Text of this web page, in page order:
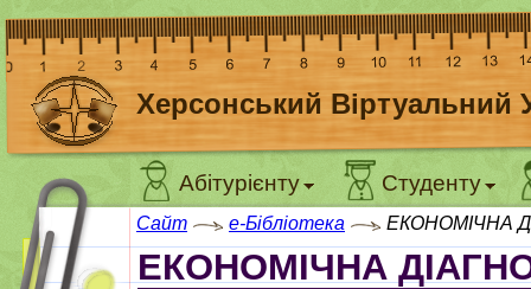
Херсонський Віртуальний
Абітурієнту Студенту
Сайт e-Бібліотека ЕКОНОМІЧНА
ЕКОНОМІЧНА